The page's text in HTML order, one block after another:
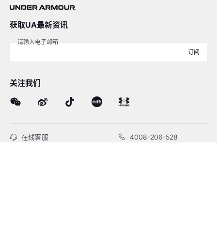
获取UA最新资讯
请输入电子邮箱
订阅
关注我们
在线客服 4008-206-528